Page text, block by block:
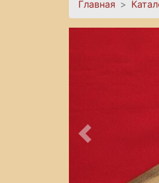
Главная
Предыдущее